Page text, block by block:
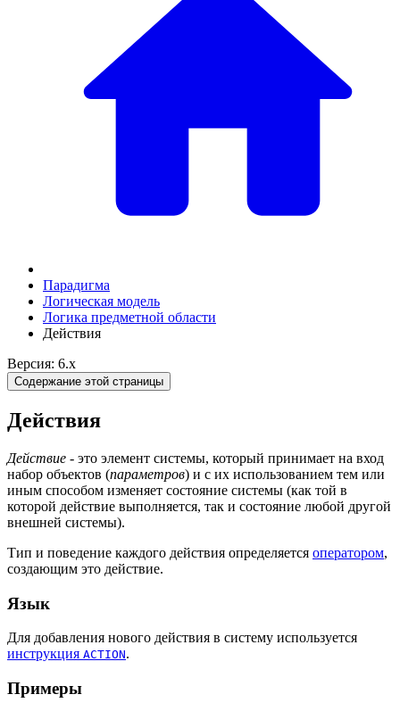
Парадигма
Логическая модель
Логика предметной области
Действия
Версия: 6.x
Содержание этой страницы
Действия
Действие - это элемент системы, который принимает на вход
набор объектов (параметров) и с их использованием тем или
иным способом изменяет состояние системы (как той в
которой действие выполняется, так и состояние любой другой
внешней системы).
Тип и поведение каждого действия определяется оператором,
создающим это действие.
Язык
Для добавления нового действия в систему используется
инструкция ACTION.
Примеры